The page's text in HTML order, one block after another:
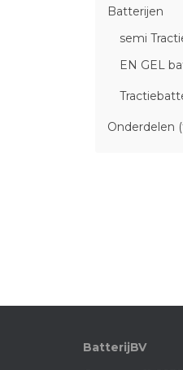
Batterijen
semi
EN GEL
Onderdelen
BatterijBV